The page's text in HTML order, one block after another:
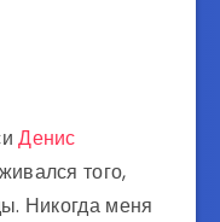
Денис
того,
Никогда меня